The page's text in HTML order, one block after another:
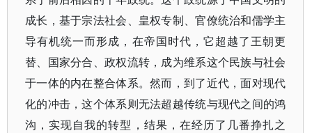
成长，基于宗法社会、皇权专制、官僚统治和儒学主
导有机统一而形成，在帝国时代，它超越了王朝更
替、国家分合、政权流转，成为维系这个民族与社会
于一体的内在整合体系。然而，到了近代，面对现代
化的冲击，这个体系则无法超越传统与现代之间的鸿
沟，实现自我的转型，结果，在经历了几番挣扎之